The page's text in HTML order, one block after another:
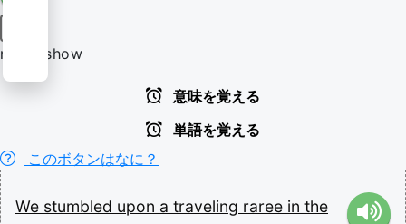
raree show
意味を覚える
単語を覚える
このボタンはなに？
We stumbled upon a traveling raree in the